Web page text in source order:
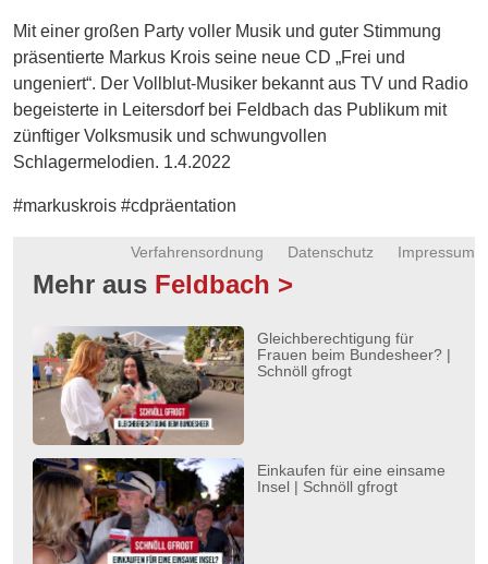
Schnöll
gfrogt
Zonen
Podcast
Mit einer großen Party voller Musik und guter Stimmung
präsentierte Markus Krois seine neue CD „Frei und
ungeniert“. Der Vollblut-Musiker bekannt aus TV und Radio
begeisterte in Leitersdorf bei Feldbach das Publikum mit
zünftiger Volksmusik und schwungvollen
Schlagermelodien. 1.4.2022
#markuskrois #cdpräentation
Impressum
Datenschutz
Verfahrensordnung
Mehr aus Feldbach >
Gleichberechtigung für
Frauen beim Bundesheer? |
Schnöll gfrogt
Einkaufen für eine einsame
Insel | Schnöll gfrogt